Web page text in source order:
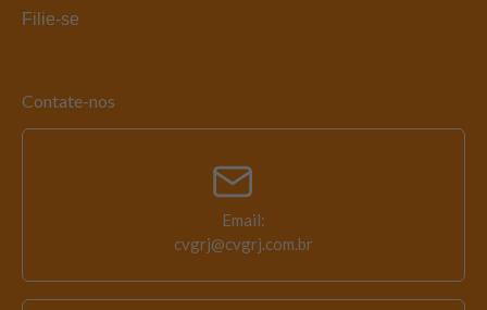
Filie-se
Contate-nos
Email:
cvgrj@cvgrj.com.br